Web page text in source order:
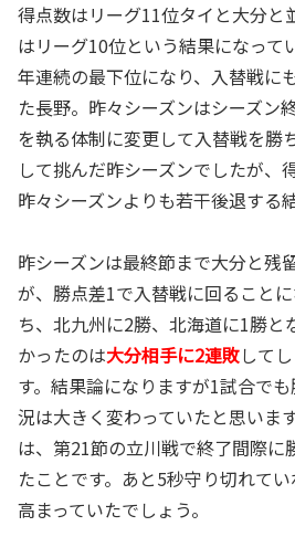
得点数はリーグ11位タイと大分と
はリーグ10位という結果になって
年連続の最下位になり、入替戦に
た長野。昨々シーズンはシーズン
を執る体制に変更して入替戦を勝
して挑んだ昨シーズンでしたが、
昨々シーズンよりも若干後退する
昨シーズンは最終節まで大分と残
が、勝点差1で入替戦に回ること
ち、北九州に2勝、北海道に1勝と
かったのは大分相手に2連敗して
す。結果論になりますが1試合で
況は大きく変わっていたと思いま
は、第21節の立川戦で終了間際に
たことです。あと5秒守り切れて
高まっていたでしょう。